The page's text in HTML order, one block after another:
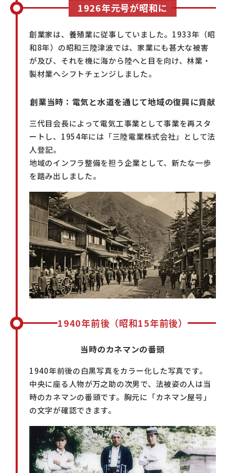
1926年元号が昭和に
創業家は、養殖業に従事していました。1933年（昭
和8年）の昭和三陸津波では、家業にも甚大な被害
が及び、それを機に海から陸へと目を向け、林業・
製材業へシフトチェンジしました。
創業当時：電気と水道を通じて地域の復興に貢献
三代目会長によって電気工事業として事業を再スタ
ートし、1954年には「三陸電業株式会社」として法
人登記。
地域のインフラ整備を担う企業として、新たな一歩
を踏み出しました。
1940年前後（昭和15年前後）
当時のカネマンの番頭
1940年前後の白黒写真をカラー化した写真です。
中央に座る人物が万之助の次男で、法被姿の人は当
時のカネマンの番頭です。胸元に「カネマン屋号」
の文字が確認できます。